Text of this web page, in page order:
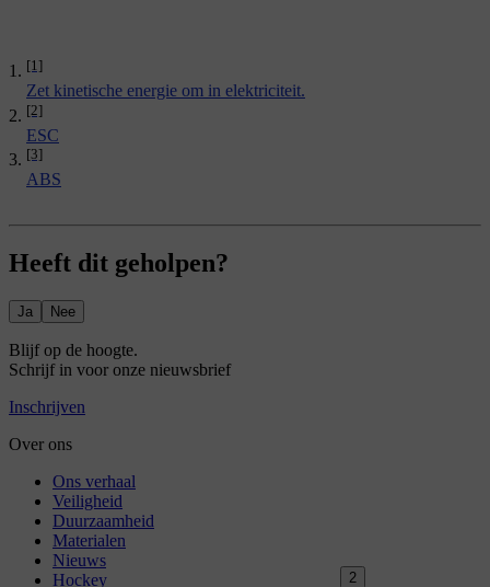
2
[1]
Zet kinetische energie om in elektriciteit.
[2]
ESC
[3]
ABS
Heeft dit geholpen?
Ja Nee